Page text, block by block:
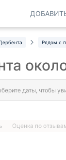
Рядом с
Оценка по